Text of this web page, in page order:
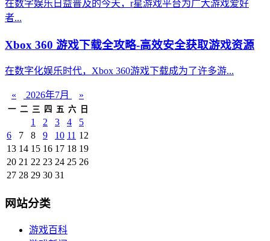
在数字娱乐日益普及的今天，r星游戏平台为广大游戏爱好
者...
Xbox 360 游戏下载全攻略-高效安全获取游戏资源
在数字化娱乐时代，Xbox 360游戏下载成为了许多游...
« 2026年7月 »
一 二 三 四 五 六 日
1 2 3 4
5
6
7 8 9 10 11 12
13 14 15 16 17 18 19
20 21 22 23 24 25 26
27 28 29 30 31
网站分类
游戏百科